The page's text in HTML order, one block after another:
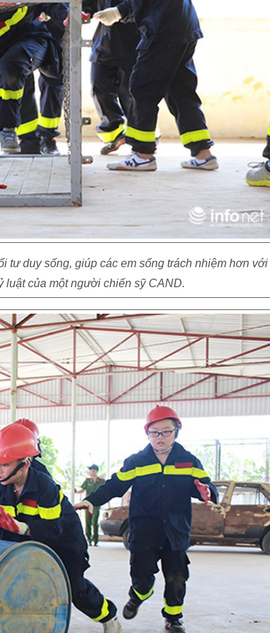
tư duy sống, giúp các em sống trách nhiệm hơn với
luật của một người chiến sỹ CAND.